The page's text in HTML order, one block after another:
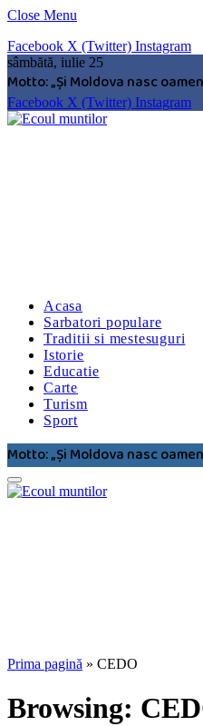
Close Menu
Facebook X (Twitter) Instagram
sâmbătă, iulie 25
Motto: „Şi Moldova nasc
Facebook X (Twitter) Instagram
Acasa
Sarbatori populare
Traditii si mestesuguri
Istorie
Educatie
Carte
Turism
Sport
Motto: „Şi Moldova nasc
Prima pagină » CEDO
Browsing: